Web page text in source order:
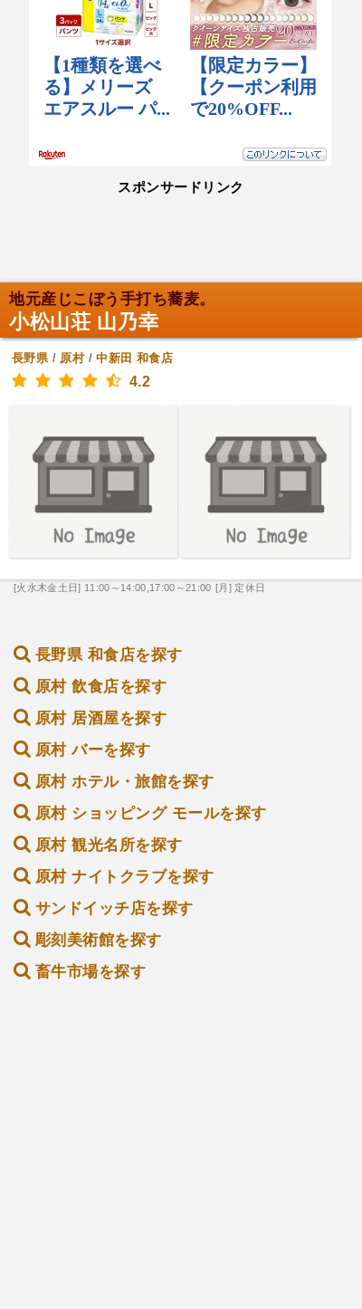
スポンサードリンク
地元産じこぼう手打ち蕎麦。
小松山荘 山乃幸
長野県/ 原村/中新田 和食店
4.2
[火水木金土日] 11:00～14:00,17:00～21:00 [月] 定休日
長野県 和食店を探す
原村 飲食店を探す
原村 居酒屋を探す
原村 バーを探す
原村 ホテル・旅館を探す
原村 ショッピング モールを探す
原村 観光名所を探す
原村 ナイトクラブを探す
サンドイッチ店を探す
彫刻美術館を探す
畜牛市場を探す